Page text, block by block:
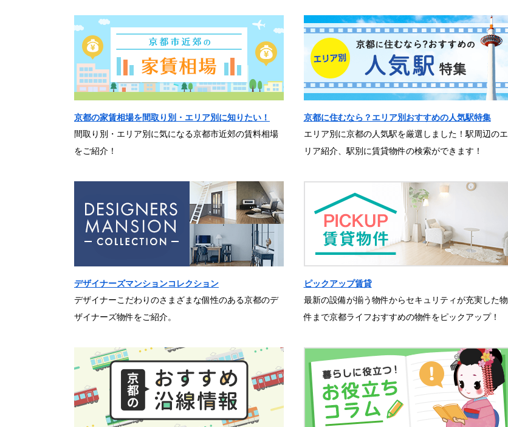
京都の家賃相場を間取り別・エリア別に知りたい！
間取り別・エリア別に気になる京都市近郊の賃料相場
をご紹介！
京都に住むなら？エリア別おすすめの人気駅特集
エリア別に京都の人気駅を厳選しました！駅周辺のエ
リア紹介、駅別に賃貸物件の検索ができます！
デザイナーズマンションコレクション
デザイナーこだわりのさまざまな個性のある京都のデ
ザイナーズ物件をご紹介。
ピックアップ賃貸
最新の設備が揃う物件からセキュリティが充実した物
件まで京都ライフおすすめの物件をピックアップ！